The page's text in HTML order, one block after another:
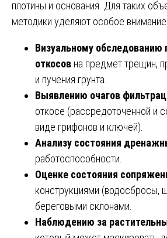
плотины и основания. Для таких
методики уделяют особое внимание:
Визуальному обследованию
откосов на предмет трещин,
и пучения грунта.
Выявлению очагов
откосе (рассредоточенной и
виде грифонов и ключей).
Анализу состояния
работоспособности.
Оценке состояния
конструкциями (водосбросы,
береговыми склонами.
Наблюдению за